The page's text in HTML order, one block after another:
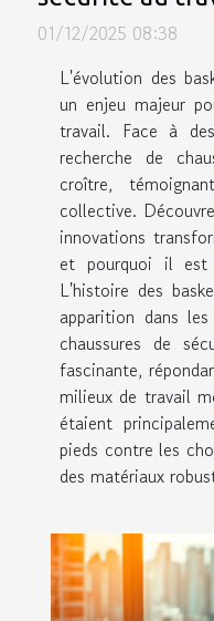
01/12/2025 08:38
L'évolution des
un enjeu majeur
travail. Face à
recherche de
croître,
collective.
innovations
et pourquoi il est
L'histoire des
apparition dans
chaussures de
fascinante,
milieux de travail
étaient
pieds contre les
des matériaux